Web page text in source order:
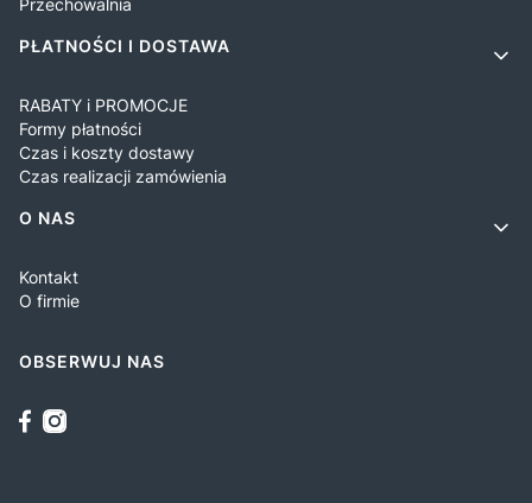
Przechowalnia
PŁATNOŚCI I DOSTAWA
RABATY i PROMOCJE
Formy płatności
Czas i koszty dostawy
Czas realizacji zamówienia
O NAS
Kontakt
O firmie
OBSERWUJ NAS